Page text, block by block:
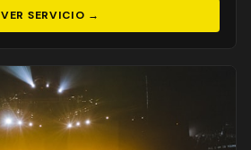
VER SERVICIO →